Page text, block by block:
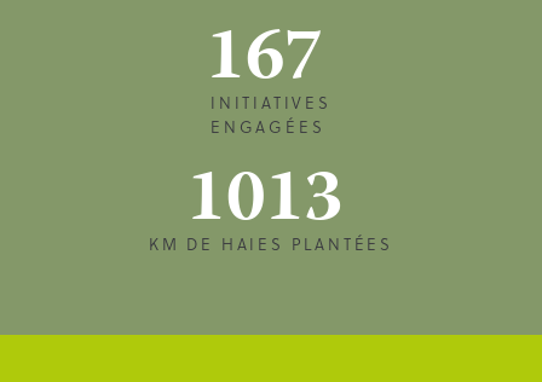
167
INITIATIVES
ENGAGÉES
1013
KM DE HAIES PLANTÉES